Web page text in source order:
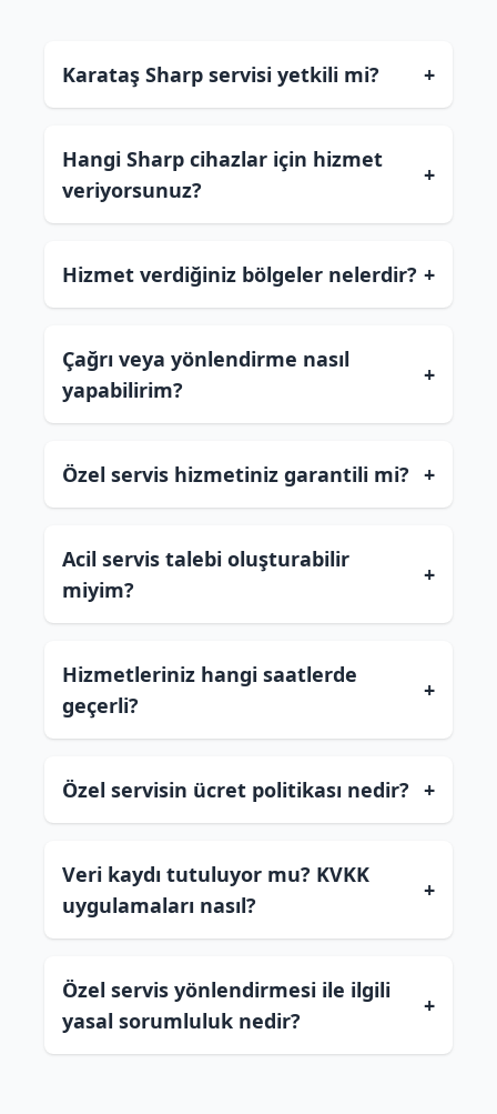
Karataş Sharp servisi yetkili mi? +
Hangi Sharp cihazlar için hizmet
veriyorsunuz?
+
Hizmet verdiğiniz bölgeler nelerdir? +
Çağrı veya yönlendirme nasıl
yapabilirim?
+
Özel servis hizmetiniz garantili mi? +
Acil servis talebi oluşturabilir
miyim?
+
Hizmetleriniz hangi saatlerde
geçerli?
+
Özel servisin ücret politikası nedir? +
Veri kaydı tutuluyor mu? KVKK
uygulamaları nasıl?
+
Özel servis yönlendirmesi ile ilgili
yasal sorumluluk nedir?
+